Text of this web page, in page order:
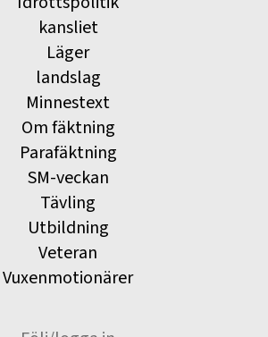
kansliet
Läger
landslag
Minnestext
Om fäktning
Parafäktning
SM-veckan
Tävling
Utbildning
Veteran
Vuxenmotionärer